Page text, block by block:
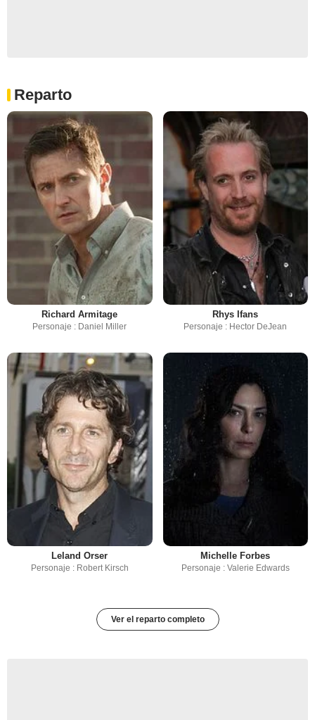
Reparto
Richard Armitage
Personaje : Daniel Miller
Rhys Ifans
Personaje : Hector DeJean
Leland Orser
Personaje : Robert Kirsch
Michelle Forbes
Personaje : Valerie Edwards
Ver el reparto completo